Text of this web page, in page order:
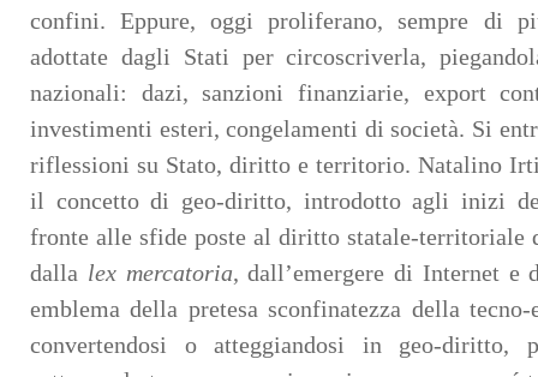
confini. Eppure, oggi proliferano, sempre di
adottate dagli Stati per circoscriverla,
nazionali: dazi, sanzioni finanziarie, export
investimenti esteri, congelamenti di società. Si
riflessioni su Stato, diritto e territorio. Natalino
il concetto di geo-diritto, introdotto agli inizi
fronte alle sfide poste al diritto statale-territoriale
dalla lex mercatoria, dall’emergere di Internet e
emblema della pretesa sconfinatezza della
convertendosi o atteggiandosi in geo-diritto,